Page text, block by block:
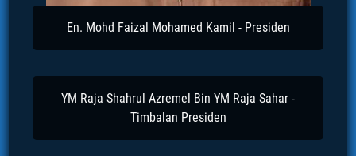
En. Mohd Faizal Mohamed Kamil - Presiden
YM Raja Shahrul Azremel Bin YM Raja Sahar -
Timbalan Presiden